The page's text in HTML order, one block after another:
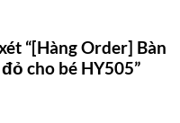
“[Hàng Order] Bàn
cho bé HY505”